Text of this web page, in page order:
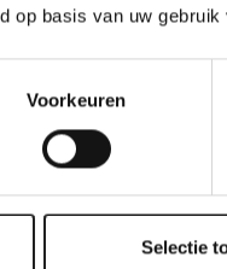
op basis van uw
Voorkeuren
Selectie
bij u thuis
huis. Wij